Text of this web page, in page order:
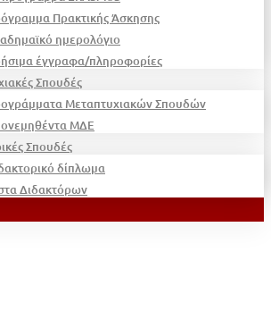
Πρακτικής Άσκησης
ημερολόγιο
έγγραφα/πληροφορίες
Σπουδές
Μεταπτυχιακών Σπουδών
ΜΔΕ
Σπουδές
δίπλωμα
Διδακτόρων